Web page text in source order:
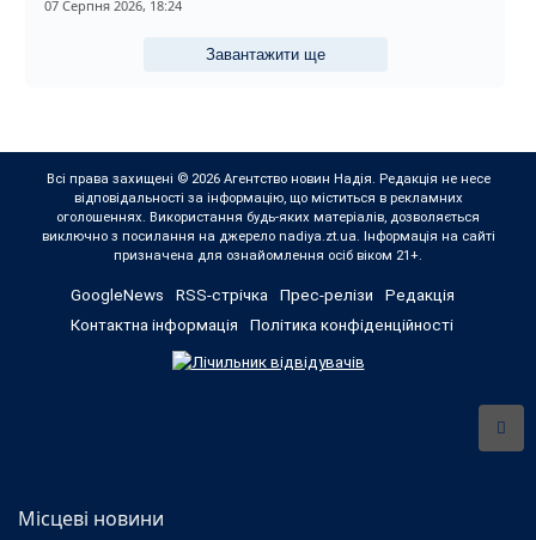
07 Серпня 2026, 18:24
Завантажити ще
Всі права захищені © 2026 Агентство новин Надія. Редакція не несе
відповідальності за інформацію, що міститься в рекламних
оголошеннях. Використання будь-яких матеріалів, дозволяється
виключно з посилання на джерело nadiya.zt.ua. Інформація на сайті
призначена для ознайомлення осіб віком 21+.
GoogleNews RSS-стрічка Прес-релізи
Редакція
Контактна інформація
Політика конфіденційності
Місцеві новини